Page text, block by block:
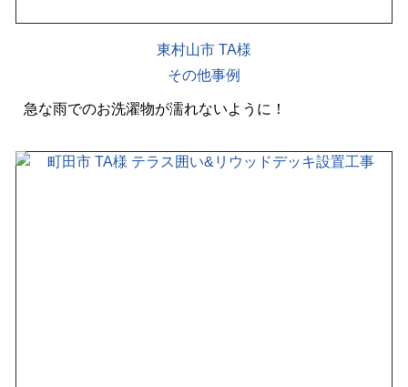
東村山市 TA様
その他事例
急な雨でのお洗濯物が濡れないように！